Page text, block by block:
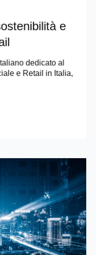
e
dedicato al
e Retail in Italia,